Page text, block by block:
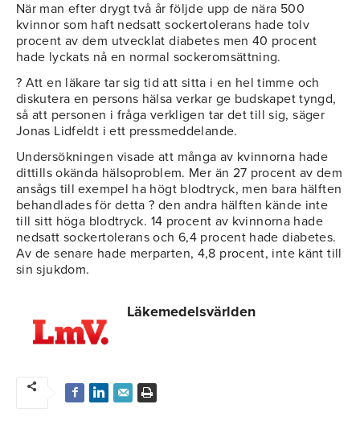
När man efter drygt två år följde upp de nära 500
kvinnor som haft nedsatt sockertolerans hade tolv
procent av dem utvecklat diabetes men 40 procent
hade lyckats nå en normal sockeromsättning.
? Att en läkare tar sig tid att sitta i en hel timme och
diskutera en persons hälsa verkar ge budskapet tyngd,
så att personen i fråga verkligen tar det till sig, säger
Jonas Lidfeldt i ett pressmeddelande.
Undersökningen visade att många av kvinnorna hade
dittills okända hälsoproblem. Mer än 27 procent av dem
ansågs till exempel ha högt blodtryck, men bara hälften
behandlades för detta ? den andra hälften kände inte
till sitt höga blodtryck. 14 procent av kvinnorna hade
nedsatt sockertolerans och 6,4 procent hade diabetes.
Av de senare hade merparten, 4,8 procent, inte känt till
sin sjukdom.
Läkemedelsvärlden